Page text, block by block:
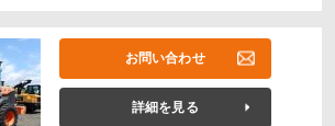
お問い合わせ
詳細を見る